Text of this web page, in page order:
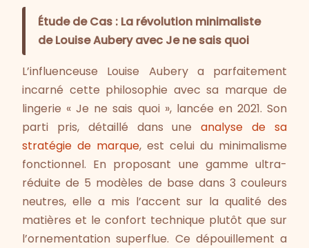
Étude de Cas : La révolution minimaliste
de Louise Aubery avec Je ne sais quoi
L’influenceuse Louise Aubery a parfaitement
incarné cette philosophie avec sa marque de
lingerie « Je ne sais quoi », lancée en 2021. Son
parti pris, détaillé dans uneanalyse de sa
stratégie de marque, est celui du minimalisme
fonctionnel. En proposant une gamme ultra-
réduite de 5 modèles de base dans 3 couleurs
neutres, elle a mis l’accent sur la qualité des
matières et le confort technique plutôt que sur
l’ornementation superflue. Ce dépouillement a